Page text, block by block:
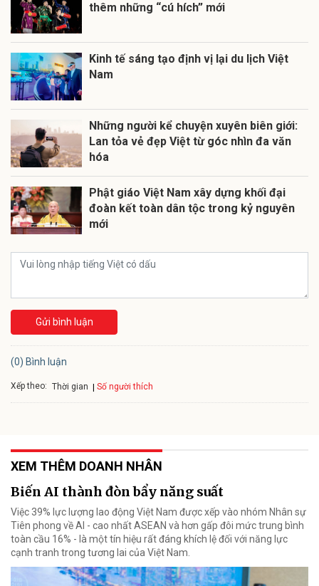
thêm những “cú hích” mới
Kinh tế sáng tạo định vị lại du lịch Việt
Nam
Những người kể chuyện xuyên biên giới:
Lan tỏa vẻ đẹp Việt từ góc nhìn đa văn
hóa
Phật giáo Việt Nam xây dựng khối đại
đoàn kết toàn dân tộc trong kỷ nguyên
mới
Gửi bình luận
(0) Bình luận
Xếp theo: Thời gian Số người thích
XEM THÊM DOANH NHÂN
Biến AI thành đòn bẩy năng suất
Việc 39% lực lượng lao động Việt Nam được xếp vào nhóm Nhân sự
Tiên phong về AI - cao nhất ASEAN và hơn gấp đôi mức trung bình
toàn cầu 16% - là một tín hiệu rất đáng khích lệ đối với năng lực
cạnh tranh trong tương lai của Việt Nam.